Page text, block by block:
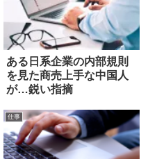
ある日系企業の内部規則
を見た商売上手な中国人
が…鋭い指摘
仕事